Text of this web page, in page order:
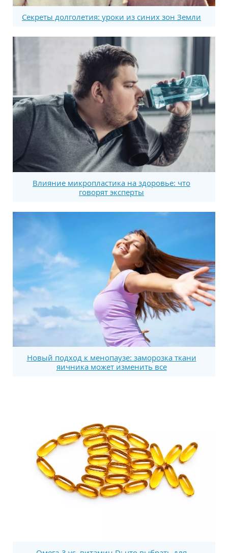
Секреты долголетия: уроки из синих зон Земли
Влияние микропластика на здоровье: что
говорят эксперты
Новый подход к менопаузе: заморозка ткани
яичника может изменить все